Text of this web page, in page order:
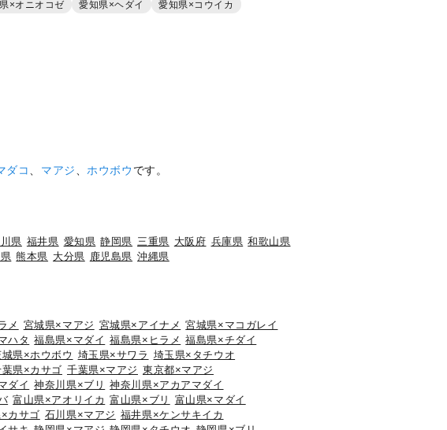
×オニオコゼ 愛知県×ヘダイ 愛知県×コウイカ
ダコ、 マアジ、ホウボウ です。
県 福井県 愛知県 静岡県 三重県 大阪府 兵庫県 和歌山県
熊本県 大分県 鹿児島県 沖縄県
メ 宮城県×マアジ 宮城県×アイナメ 宮城県×マコガレイ
ハタ 福島県×マダイ 福島県×ヒラメ 福島県×チダイ
城県×ホウボウ 埼玉県×サワラ 埼玉県×タチウオ
葉県×カサゴ 千葉県×マアジ 東京都×マアジ
ダイ 神奈川県×ブリ
神奈川県×アカアマダイ
富山県×アオリイカ 富山県×ブリ
富山県×マダイ
カサゴ 石川県×マアジ 福井県×ケンサキイカ